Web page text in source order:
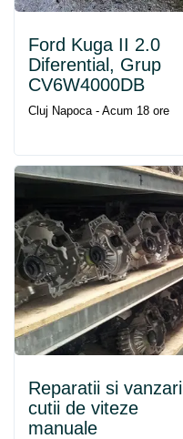
Ford Kuga II 2.0
Diferential, Grup
CV6W4000DB
Cluj Napoca - Acum 18 ore
Reparatii si vanzari
cutii de viteze
manuale